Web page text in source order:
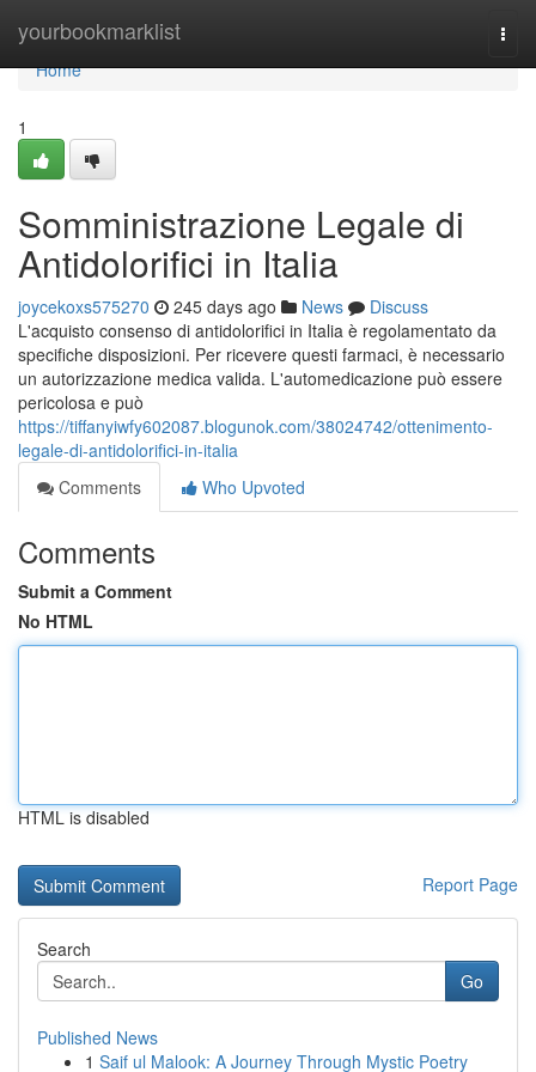
yourbookmarklist
Home
Home
1
Somministrazione Legale di
Antidolorifici in Italia
joycekoxs575270 245 days ago News
Discuss
L'acquisto consenso di antidolorifici in Italia è regolamentato da
specifiche disposizioni. Per ricevere questi farmaci, è necessario
un autorizzazione medica valida. L'automedicazione può essere
pericolosa e può
https://tiffanyiwfy602087.blogunok.com/38024742/ottenimento-
legale-di-antidolorifici-in-italia
Comments
Who Upvoted
Comments
Submit a Comment
No HTML
HTML is disabled
Report Page
Search
Go
Published News
1 Saif ul Malook: A Journey Through Mystic Poetry